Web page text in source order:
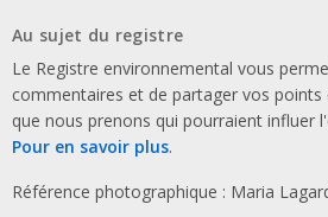
Au sujet du registre
Le Registre environnemental vous
commentaires et de partager vos points
que nous prenons qui pourraient influer
Pour en savoir plus.
Référence photographique : Maria